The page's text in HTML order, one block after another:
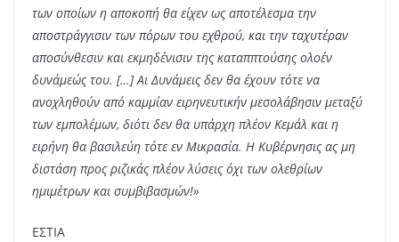
των οποίων η αποκοπή θα είχεν ως αποτέλεσμα την
αποστράγγισιν των πόρων του εχθρού, και την ταχυτέραν
αποσύνθεσιν και εκμηδένισιν της καταππτούσης ολοέν
δυνάμεώς του. […] Αι Δυνάμεις δεν θα έχουν τότε να
ανοχληθούν από καμμίαν ειρηνευτικήν μεσολάβησιν μεταξύ
των εμπολέμων, διότι δεν θα υπάρχη πλέον Κεμάλ και η
ειρήνη θα βασιλεύη τότε εν Μικρασία. Η Κυβέρνησις ας μη
διστάση προς ριζικάς πλέον λύσεις όχι των ολεθρίων
ημιμέτρων και συμβιβασμών!»
ΕΣΤΙΑ